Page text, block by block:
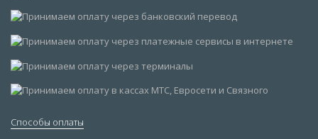
Способы оплаты